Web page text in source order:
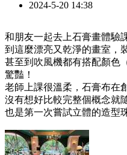
2024-5-20 14:38
和朋友一起去上石膏畫體驗
到這麼漂亮又乾淨的畫室，
甚至到吹風機都有搭配顏色
驚豔！
老師上課很溫柔，石膏布在
沒有想好比較完整個概念就
也是第一次嘗試立體的造型